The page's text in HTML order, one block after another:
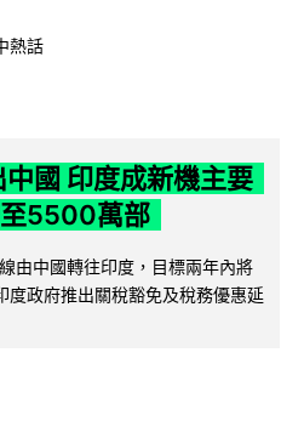
熱話
國 印度成新機主要
5500萬部
由中國轉往印度，目標兩年內將
度政府推出關稅豁免及稅務優惠延